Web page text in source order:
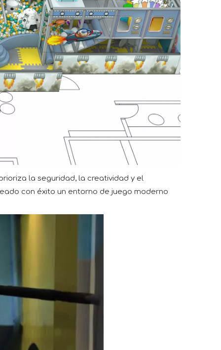
la seguridad, la creatividad y el
con éxito un entorno de juego moderno